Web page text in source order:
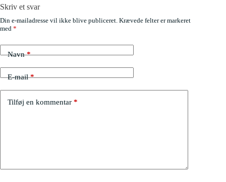
Skriv et svar
Din e-mailadresse vil ikke blive publiceret. Krævede felter er markeret
med *
Navn*
E-mail*
Tilføj en kommentar *